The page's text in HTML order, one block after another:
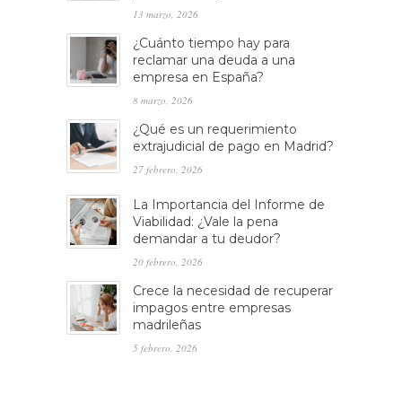
13 marzo, 2026
¿Cuánto tiempo hay para
reclamar una deuda a una
empresa en España?
8 marzo, 2026
¿Qué es un requerimiento
extrajudicial de pago en Madrid?
27 febrero, 2026
La Importancia del Informe de
Viabilidad: ¿Vale la pena
demandar a tu deudor?
20 febrero, 2026
Crece la necesidad de recuperar
impagos entre empresas
madrileñas
5 febrero, 2026